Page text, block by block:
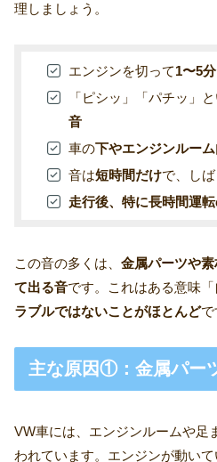
理しましょう。
エンジンを切って1〜5
「ピシッ」「パチッ」
音
車の下やエンジンルー
音は短時間だけで、し
走行後、特に長時間運
この音の多くは、 金属パーツや
て出る音です。これはある意味「
ラブルではないことがほとんどで
主な原因①：金属パー
VW車には、エンジンルームや足
われています。エンジンが動い